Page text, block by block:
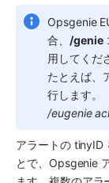
Opsgenie
合、 /genie
用してくだ
たとえば、
行します。
/eugenie
アラートの tinyID
とで、 Opsgenie